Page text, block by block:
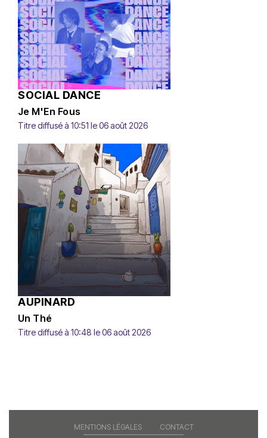
SOCIAL DANCE
Je M'En Fous
Titre diffusé à 10:51 le 06 août 2026
AUPINARD
Un Thé
Titre diffusé à 10:48 le 06 août 2026
MENTIONS LÉGALES CONTACT